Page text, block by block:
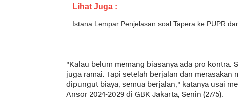
Lihat Juga :
Istana Lempar Penjelasan soal Tapera ke PUPR
"Kalau belum memang biasanya ada pro kontra.
juga ramai. Tapi setelah berjalan dan
dipungut biaya, semua berjalan," katanya usai
Ansor 2024-2029 di GBK Jakarta, Senin (27/5).